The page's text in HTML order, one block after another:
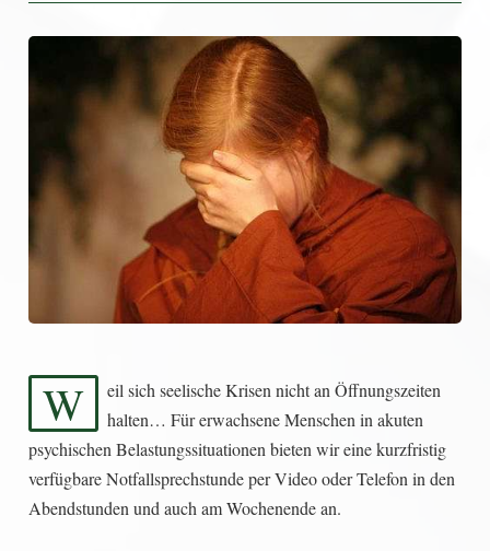
W
eil sich seelische Krisen nicht an Öffnungszeiten
halten… Für erwachsene Menschen in akuten
psychischen Belastungssituationen bieten wir eine kurzfristig
verfügbare Notfallsprechstunde per Video oder Telefon in den
Abendstunden und auch am Wochenende an.